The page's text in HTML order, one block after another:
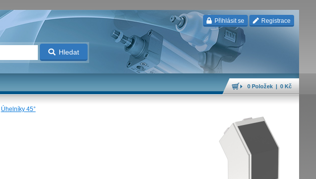
Přihlásit se Registrace
Hledat
0 Položek | 0 Kč
Úhelníky 45°